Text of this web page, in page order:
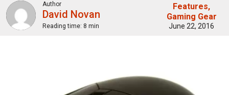
Author
David Novan
Reading time: 8 min
Features
Gaming Gear
June 22, 2016